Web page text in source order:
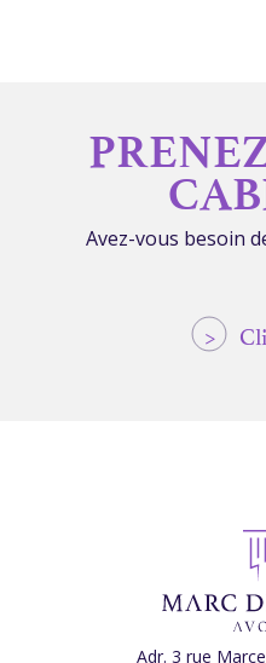
Avez-vous besoin
>
Adr. 3 rue